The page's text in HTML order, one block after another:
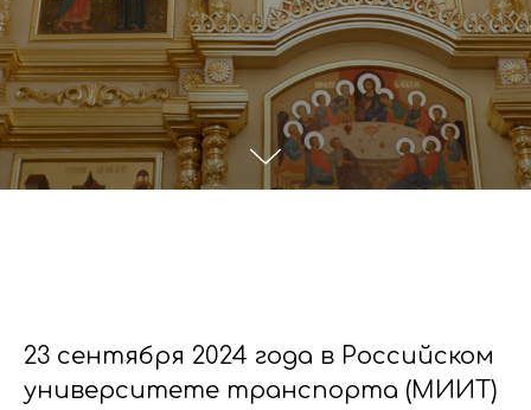
23 сентября 2024 года в Российском
университете транспорта (МИИТ)